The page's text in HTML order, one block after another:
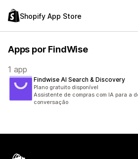
Shopify App Store
Apps por FindWise
1 app
Findwise AI Search & Discovery
Plano gratuito disponível
Assistente de compras com IA para a
conversação